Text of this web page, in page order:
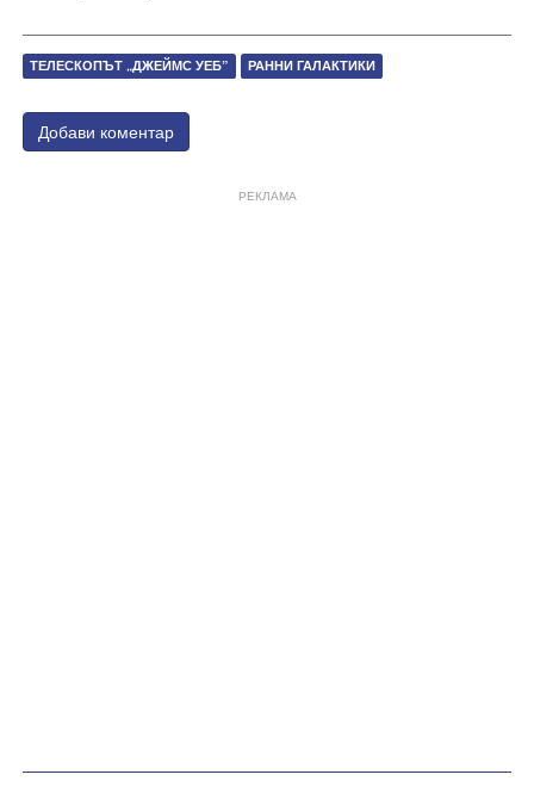
ТЕЛЕСКОПЪТ „ДЖЕЙМС УЕБ” РАННИ ГАЛАКТИКИ
Добави коментар
РЕКЛАМА